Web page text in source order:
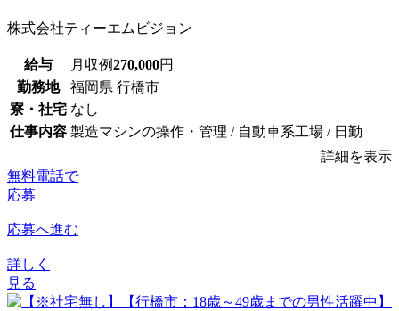
株式会社ティーエムビジョン
給与 月収例270,000円
勤務地
福岡県 行橋市
寮・社宅 なし
仕事内容 製造マシンの操作・管理 / 自動車系工場 / 日勤
詳細を表示
無料電話で
応募
応募へ進む
詳しく
見る